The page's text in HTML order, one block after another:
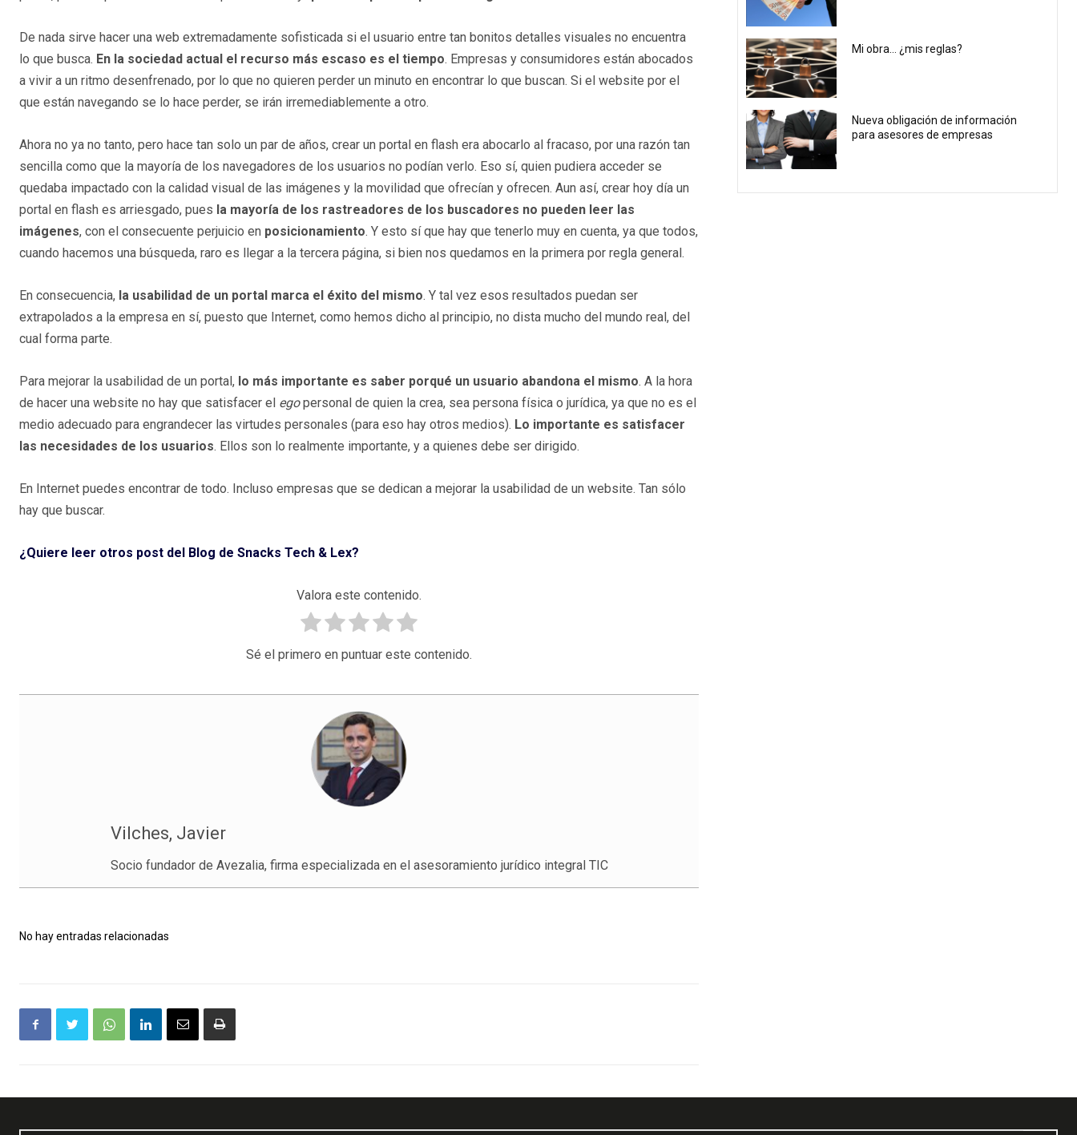
De nada sirve hacer una web extremadamente sofisticada si el usuario entre tan bonitos detalles visuales no encuentra
lo que busca. En la sociedad actual el recurso más escaso es el tiempo. Empresas y consumidores están abocados
a vivir a un ritmo desenfrenado, por lo que no quieren perder un minuto en encontrar lo que buscan. Si el website por el
que están navegando se lo hace perder, se irán irremediablemente a otro.
Ahora no ya no tanto, pero hace tan solo un par de años, crear un portal en flash era abocarlo al fracaso, por una razón tan
sencilla como que la mayoría de los navegadores de los usuarios no podían verlo. Eso sí, quien pudiera acceder se
quedaba impactado con la calidad visual de las imágenes y la movilidad que ofrecían y ofrecen. Aun así, crear hoy día un
portal en flash es arriesgado, pues la mayoría de los rastreadores de los buscadores no pueden leer las
imágenes, con el consecuente perjuicio en posicionamiento. Y esto sí que hay que tenerlo muy en cuenta, ya que todos,
cuando hacemos una búsqueda, raro es llegar a la tercera página, si bien nos quedamos en la primera por regla general.
En consecuencia, la usabilidad de un portal marca el éxito del mismo. Y tal vez esos resultados puedan ser
extrapolados a la empresa en sí, puesto que Internet, como hemos dicho al principio, no dista mucho del mundo real, del
cual forma parte.
Para mejorar la usabilidad de un portal, lo más importante es saber porqué un usuario abandona el mismo. A la hora
de hacer una website no hay que satisfacer el egopersonal de quien la crea, sea persona física o jurídica, ya que no es el
medio adecuado para engrandecer las virtudes personales (para eso hay otros medios). Lo importante es satisfacer
las necesidades de los usuarios. Ellos son lo realmente importante, y a quienes debe ser dirigido.
En Internet puedes encontrar de todo. Incluso empresas que se dedican a mejorar la usabilidad de un website. Tan sólo
hay que buscar.
¿Quiere leer otros post del Blog de Snacks Tech & Lex?
Valora este contenido.
Sé el primero en puntuar este contenido.
Vilches, Javier
Socio fundador de Avezalia, firma especializada en el asesoramiento jurídico integral TIC
No hay entradas relacionadas
Mi obra… ¿mis reglas?
Nueva obligación de información
para asesores de empresas